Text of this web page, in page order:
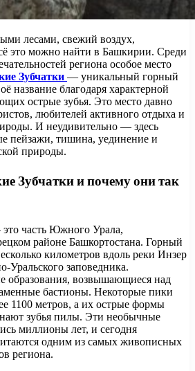
лесами, свежий воздух,
это можно найти в Башкирии. Среди
региона особое место
Зубчатки — уникальный горный
название благодаря характерной
острые зубья. Это место давно
любителей активного отдыха и
И неудивительно — здесь
пейзажи, тишина, уединение и
природы.
Зубчатки и почему они так
часть Южного Урала,
районе Башкортостана. Горный
километров вдоль реки Инзер
Уральского заповедника.
образования, возвышающиеся над
бастионы. Некоторые пики
1100 метров, а их острые формы
зубья пилы. Эти необычные
миллионы лет, и сегодня
одним из самых живописных
региона.